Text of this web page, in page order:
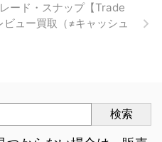
ード・スナップ【Trade
ュー買取（≠キャッシュ
検索